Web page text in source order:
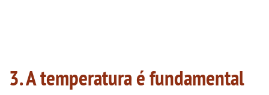
3. A temperatura é fundamental